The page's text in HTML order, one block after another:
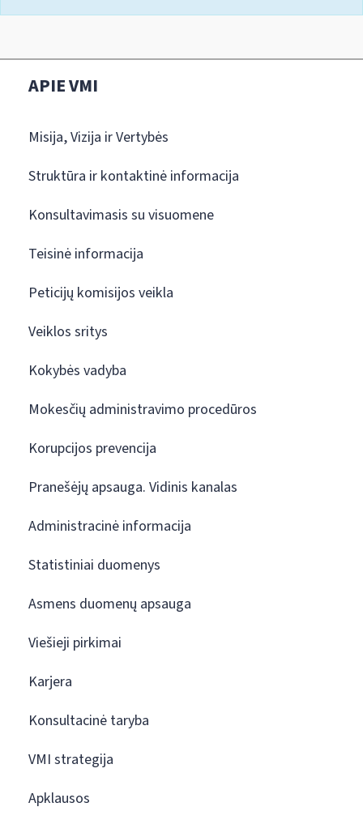
APIE VMI
Misija, Vizija ir Vertybės
Struktūra ir kontaktinė informacija
Konsultavimasis su visuomene
Teisinė informacija
Peticijų komisijos veikla
Veiklos sritys
Kokybės vadyba
Mokesčių administravimo procedūros
Korupcijos prevencija
Pranešėjų apsauga. Vidinis kanalas
Administracinė informacija
Statistiniai duomenys
Asmens duomenų apsauga
Viešieji pirkimai
Karjera
Konsultacinė taryba
VMI strategija
Apklausos